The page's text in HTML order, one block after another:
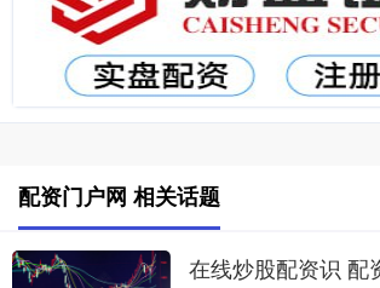
配资门户网 相关话题
在线炒股配资识 配